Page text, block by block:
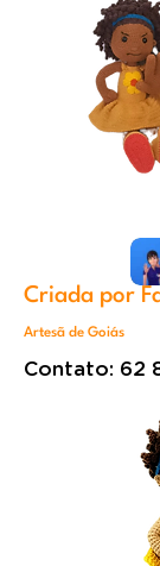
Criada por
Artesã de Goiás
Contato: 62